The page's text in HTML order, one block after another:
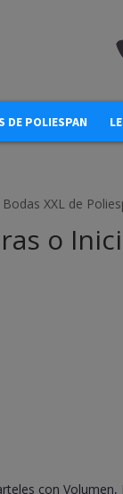
DE POLIESPAN
XXL de
o